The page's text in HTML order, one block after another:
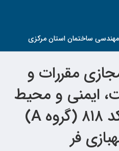
ساختمان استان مرکزی
مقررات و
ایمنی و محیط
زیست HSE/ کد ۸۱۸ (گروه A)
فر